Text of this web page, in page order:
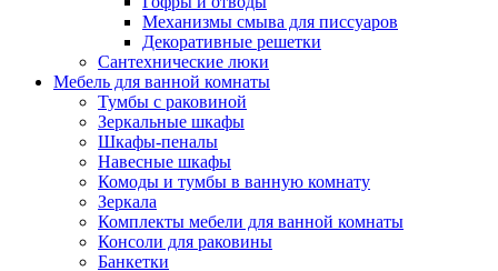
Механизмы смыва для писсуаров
Декоративные решетки
Сантехнические люки
Мебель для ванной комнаты
Тумбы с раковиной
Зеркальные шкафы
Шкафы-пеналы
Навесные шкафы
Комоды и тумбы в ванную комнату
Зеркала
Комплекты мебели для ванной комнаты
Консоли для раковины
Банкетки